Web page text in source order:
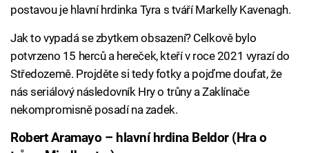
postavou je hlavní hrdinka Tyra s tváří Markelly Kavenagh.
Jak to vypadá se zbytkem obsazení? Celkově bylo
potvrzeno 15 herců a hereček, kteří v roce 2021 vyrazí do
Středozemě. Projděte si tedy fotky a pojďme doufat, že
nás seriálový následovník Hry o trůny a Zaklínače
nekompromisně posadí na zadek.
Robert Aramayo – hlavní hrdina Beldor (Hra o